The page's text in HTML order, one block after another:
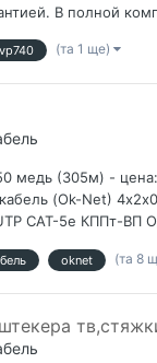
В полной
(та 1 ще)
медь (305м) -
(Ok-Net)
CAT-5e КППт-ВП
oknet (та 8